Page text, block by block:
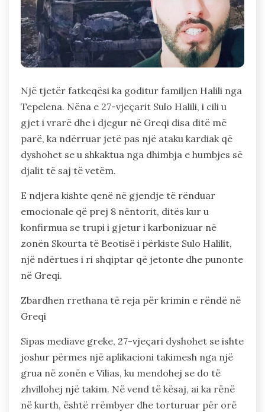
Një tjetër fatkeqësi ka goditur familjen Halili nga
Tepelena. Nëna e 27-vjeçarit Sulo Halili, i cili u
gjet i vrarë dhe i djegur në Greqi disa ditë më
parë, ka ndërruar jetë pas një ataku kardiak që
dyshohet se u shkaktua nga dhimbja e humbjes së
djalit të saj të vetëm.
E ndjera kishte qenë në gjendje të rënduar
emocionale që prej 8 nëntorit, ditës kur u
konfirmua se trupi i gjetur i karbonizuar në
zonën Skourta të Beotisë i përkiste Sulo Halilit,
një ndërtues i ri shqiptar që jetonte dhe punonte
në Greqi.
Zbardhen rrethana të reja për krimin e rëndë në
Greqi
Sipas mediave greke, 27-vjeçari dyshohet se ishte
joshur përmes një aplikacioni takimesh nga një
grua në zonën e Vilias, ku mendohej se do të
zhvillohej një takim. Në vend të kësaj, ai ka rënë
në kurth, është rrëmbyer dhe torturuar për orë